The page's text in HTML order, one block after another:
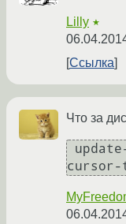
Lilly ★
Ссылка
Что за
cursor-